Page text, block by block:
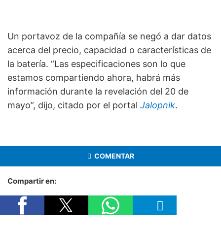
Un portavoz de la compañía se negó a dar datos
acerca del precio, capacidad o características de
la batería. “Las especificaciones son lo que
estamos compartiendo ahora, habrá más
información durante la revelación del 20 de
mayo”, dijo, citado por el portal Jalopnik.
COMENTAR
Compartir en: